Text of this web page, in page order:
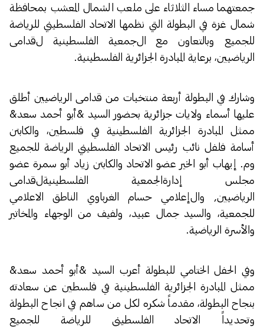
جمعتهما مساء الثلاثاء على ملعب الشمال المعشب بمحافظة
شمال غزة في البطولة التي نظمها الاتحاد الفلسطيني للرياضة
للجميع وبالتعاون مع الجمعية الفلسطينية لقدامى
الرياضيين، برعاية المبادرة الجزائرية الفلسطينية.
وشارك في البطولة أربعة منتخبات من قدامى الرياضيين أطلق
عليها أسماء ولايات جزائرية بحضور السيد &أبو أحمد سعد&
ممثل المبادرة الجزائرية الفلسطينية في فلسطين، والكابتن
أسامة فلفل نائب رئيس الاتحاد الفلسطيني الرياضة للجميع
وم. إيهاب أبو الخير عضو الاتحاد والكابتن زياد أبو سمرة عضو
مجلس إدارةالجمعية الفلسطينيةلقدامى
الرياضيين, والإعلامي حسام الغرباوي الناطق الاعلامي
للجمعية، والسيد جمال عبيد، ولفيف من الوجهاء والمخاتير
والأسرة الرياضية.
وفي الحفل الختامي للبطولة أعرب السيد &أبو أحمد سعد&
ممثل المبادرة الجزائرية الفلسطينية في فلسطين عن سعادته
بنجاح البطولة، مقدماً شكره لكل من ساهم في انجاح البطولة
وتحديداً الاتحاد الفلسطيني للرياضة للجميع